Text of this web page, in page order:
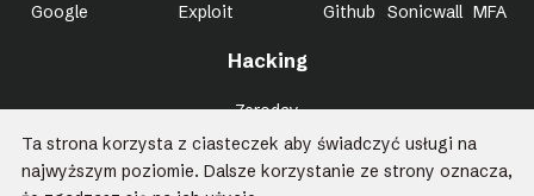
Google
Exploit
Github
Sonicwall MFA
Hacking
Zeroday
Bypass
Trojan
Ta strona korzysta z ciasteczek aby świadczyć usługi na
najwyższym poziomie. Dalsze korzystanie ze strony oznacza,